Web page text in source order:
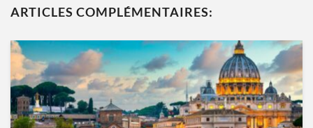
ARTICLES COMPLÉMENTAIRES: